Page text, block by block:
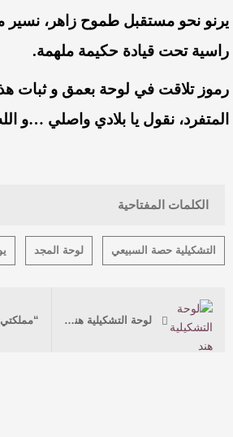
يرنو نحو مستقبل طموح زاهر، نسير
راسية تحت قيادة حكيمة ملهمة.
رموز تلاقت في لوحة بعمق و ثبات
المتفرد، نقول يا بلادي واصلي …و
الكلمات المفتاحية
التشكيلية حصة السبيعي لوحة المجد
لوحة التشكيلية هند القثامي ليوم التأسيس السعودي 2024